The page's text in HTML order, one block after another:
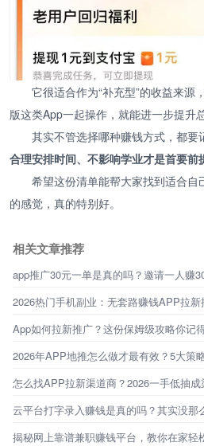
它很适合作为“补充型”的收益来源
版这类App一起操作，就能进一步提升
其实不管选择哪种赚钱方式，都要
合理安排时间、不影响学业才是首要前
希望这份清单能帮大家找到适合自
的感觉，真的特别好。
相关文章推荐
app推广30元一单是真的吗？邀请一人赚
2026热门手机副业：无套路赚钱APP拉新
App如何拉新推广？这份保姆级攻略你记
2026年APP地推怎么做才最有效？5大策
怎么找APP拉新渠道商？2026一手低抽成
云平台打字录入赚钱是真的吗？其实没那
揭秘网上靠谱兼职赚钱平台，教你在家轻